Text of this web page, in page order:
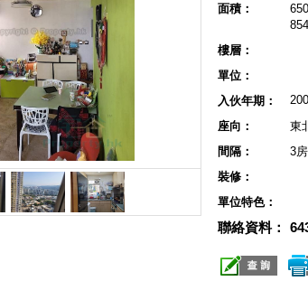
面積：
樓層：
單位：
入伙年期：
座向：
東
間隔：
3
裝修：
單位特色：
聯絡資料：